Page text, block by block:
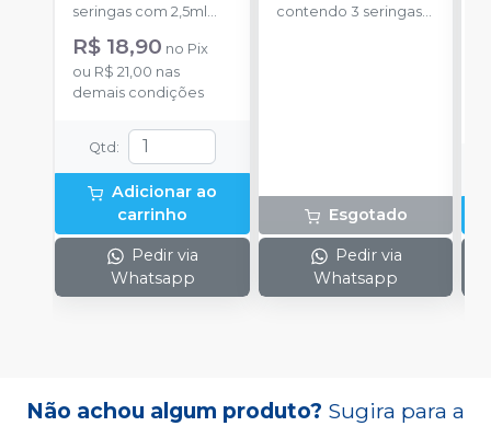
seringas com 2,5ml
cada uma e 3
ponteiras para
aplicação.
R$ 18,90 no Pix
ou R$ 21,00 nas
demais condições
Qtd :
Adicionar ao
carrinho
Pedir via
Whatsapp
contendo 3 seringas
Esgotado
Pedir via
Whatsapp
Não achou algum produto? Sugira para a